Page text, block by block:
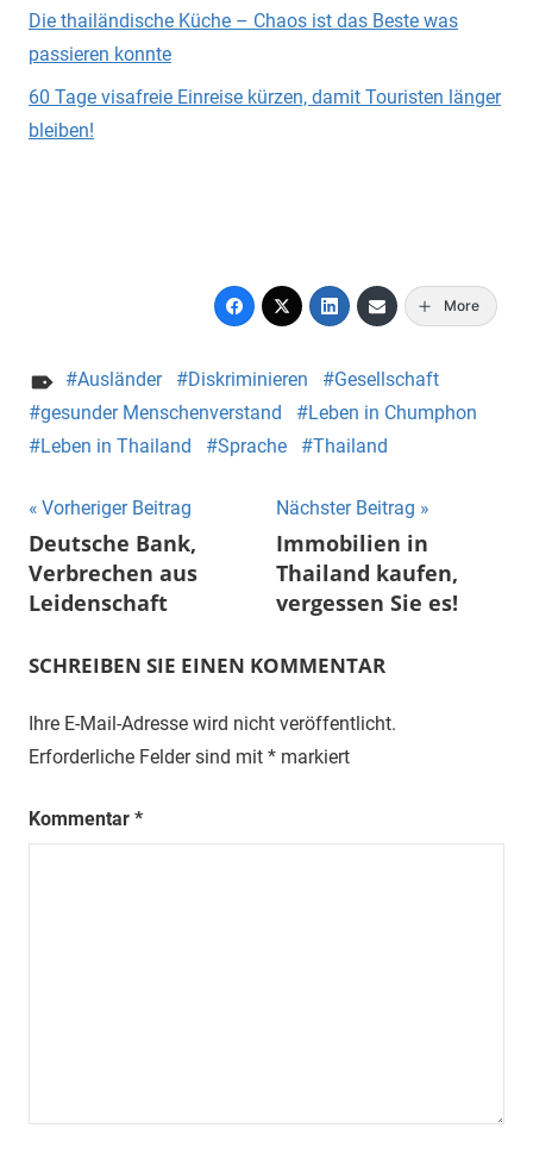
Die thailändische Küche – Chaos ist das Beste was
passieren konnte
60 Tage visafreie Einreise kürzen, damit Touristen länger
bleiben!
More
Ausländer Diskriminieren
Gesellschaft
gesunder Menschenverstand
Leben in Chumphon
Leben in Thailand
Sprache Thailand
Beitragsnavigation
Vorheriger Beitrag
Deutsche Bank,
Verbrechen aus
Leidenschaft
Nächster Beitrag
Immobilien in
Thailand kaufen,
vergessen Sie es!
SCHREIBEN SIE EINEN KOMMENTAR
Ihre E-Mail-Adresse wird nicht veröffentlicht.
Erforderliche Felder sind mit * markiert
Kommentar *